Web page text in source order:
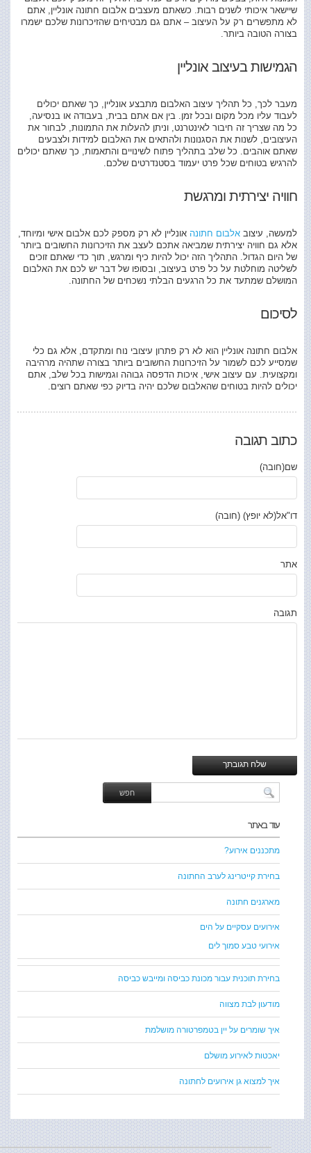
שיישאר איכותי לשנים רבות. כשאתם מעצבים אלבום חתונה אונליין, אתם
לא מתפשרים רק על העיצוב – אתם גם מבטיחים שהזיכרונות שלכם ישמרו
בצורה הטובה ביותר.
הגמישות בעיצוב אונליין
מעבר לכך, כל תהליך עיצוב האלבום מתבצע אונליין, כך שאתם יכולים
לעבוד עליו מכל מקום ובכל זמן. בין אם אתם בבית, בעבודה או בנסיעה,
כל מה שצריך זה חיבור לאינטרנט, וניתן להעלות את התמונות, לבחור את
העיצובים, לשנות את הסגנונות ולהתאים את האלבום למידות ולצבעים
שאתם אוהבים. כל שלב בתהליך פתוח לשינויים והתאמות, כך שאתם יכולים
להרגיש בטוחים שכל פרט יעמוד בסטנדרטים שלכם.
חוויה יצירתית ומרגשת
למעשה, עיצוב אלבום חתונה אונליין לא רק מספק לכם אלבום אישי ומיוחד,
אלא גם חוויה יצירתית שמביאה אתכם לעצב את הזיכרונות החשובים ביותר
של היום הגדול. התהליך הזה יכול להיות כיף ומרגש, תוך כדי שאתם זוכים
לשליטה מוחלטת על כל פרט בעיצוב, ובסופו של דבר יש לכם את האלבום
המושלם שמתעד את כל הרגעים הבלתי נשכחים של החתונה.
לסיכום
אלבום חתונה אונליין הוא לא רק פתרון עיצובי נוח ומתקדם, אלא גם כלי
שמסייע לכם לשמור על הזיכרונות החשובים ביותר בצורה שתהיה מרהיבה
ומקצועית. עם עיצוב אישי, איכות הדפסה גבוהה וגמישות בכל שלב, אתם
יכולים להיות בטוחים שהאלבום שלכם יהיה בדיוק כפי שאתם רוצים.
כתוב תגובה
שם(חובה)
דו"אל(לא יופץ) (חובה)
אתר
תגובה
עוד באתר
מתכננים אירוע?
בחירת קייטרינג לערב החתונה
מארגנים חתונה
אירועים עסקיים על הים
אירועי טבע סמוך לים
בחירת תוכנית עבור מכונת כביסה ומייבש כביסה
מודעון לבת מצווה
איך שומרים על יין בטמפרטורה מושלמת
יאכטות לאירוע מושלם
איך למצוא גן אירועים לחתונה